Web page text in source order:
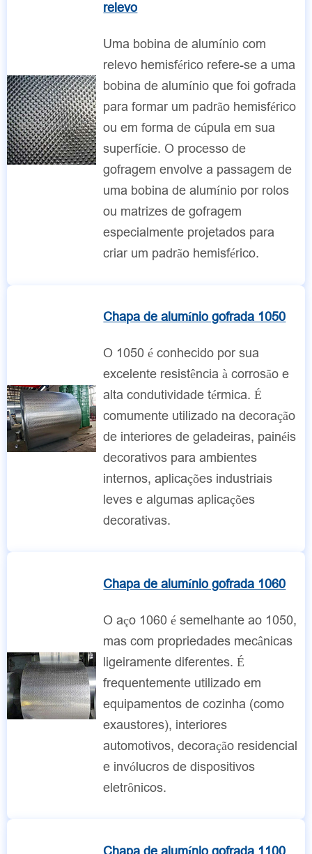
relevo
Uma bobina de alumínio com
relevo hemisférico refere-se a uma
bobina de alumínio que foi gofrada
para formar um padrão hemisférico
ou em forma de cúpula em sua
superfície. O processo de
gofragem envolve a passagem de
uma bobina de alumínio por rolos
ou matrizes de gofragem
especialmente projetados para
criar um padrão hemisférico.
Chapa de alumínio gofrada 1050
O 1050 é conhecido por sua
excelente resistência à corrosão e
alta condutividade térmica. É
comumente utilizado na decoração
de interiores de geladeiras, painéis
decorativos para ambientes
internos, aplicações industriais
leves e algumas aplicações
decorativas.
Chapa de alumínio gofrada 1060
O aço 1060 é semelhante ao 1050,
mas com propriedades mecânicas
ligeiramente diferentes. É
frequentemente utilizado em
equipamentos de cozinha (como
exaustores), interiores
automotivos, decoração residencial
e invólucros de dispositivos
eletrônicos.
Chapa de alumínio gofrada 1100